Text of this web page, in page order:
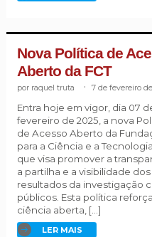
Nova Política de
Aberto da FCT
raquel truta 7 de fevereiro
Entra hoje em vigor, dia 07
fevereiro de 2025, a nova
de Acesso Aberto da
para a Ciência e a
que visa promover a
a partilha e a visibilidade dos
resultados da investigação
públicos. Esta política
ciência aberta, […]
LER MAIS